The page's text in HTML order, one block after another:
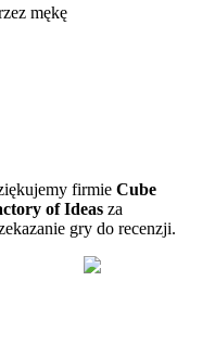
mękę
firmie Cube
of Ideas za
gry do recenzji.